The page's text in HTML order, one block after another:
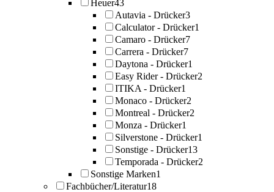
Heuer43
Autavia - Drücker3
Calculator - Drücker1
Camaro - Drücker7
Carrera - Drücker7
Daytona - Drücker1
Easy Rider - Drücker2
ITIKA - Drücker1
Monaco - Drücker2
Montreal - Drücker2
Monza - Drücker1
Silverstone - Drücker1
Sonstige - Drücker13
Temporada - Drücker2
Sonstige Marken1
Fachbücher/Literatur18